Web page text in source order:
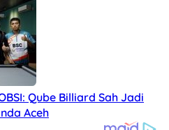
Qube Billiard Sah Jadi
Aceh